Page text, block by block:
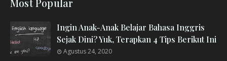
Most Popular
Ingin Anak-Anak Belajar Bahasa Inggris
Sejak Dini? Yuk, Terapkan 4 Tips Berikut Ini
Agustus 24, 2020